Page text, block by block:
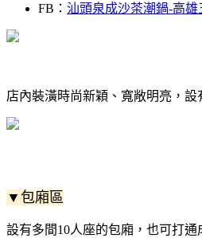
FB： 汕頭泉成沙茶潮鍋-高雄
店內裝潢時尚新穎、寬敞明亮，
▼包廂區
設有多間10人座的包廂，也可打